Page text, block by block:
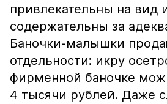
привлекательны на вид
содержательны за
Баночки-малышки
отдельности: икру
фирменной баночке
4 тысячи рублей. Даже